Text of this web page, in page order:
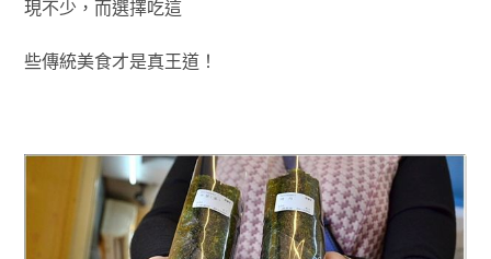
現不少 ，而選擇吃這
些傳統美食才是真王道！